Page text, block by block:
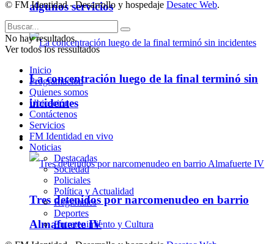
algunos servicios
La concentración luego de la final terminó sin
incidentes
Policiales
Tres detenidos por narcomenudeo en barrio
Almafuerte IV
© FM Identidad - Desarrollo y hospedaje Desatec Web.
No hay resultados.
Ver todos los ressultados
Inicio
Programación
Quienes somos
Ubicación
Contáctenos
Servicios
FM Identidad en vivo
Noticias
Destacadas
Sociedad
Policiales
Política y Actualidad
Regionales
Deportes
Entretenimiento y Cultura